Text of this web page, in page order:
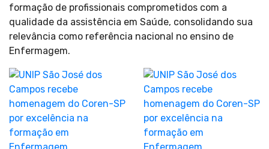
formação de profissionais comprometidos com a
qualidade da assistência em Saúde, consolidando sua
relevância como referência nacional no ensino de
Enfermagem.